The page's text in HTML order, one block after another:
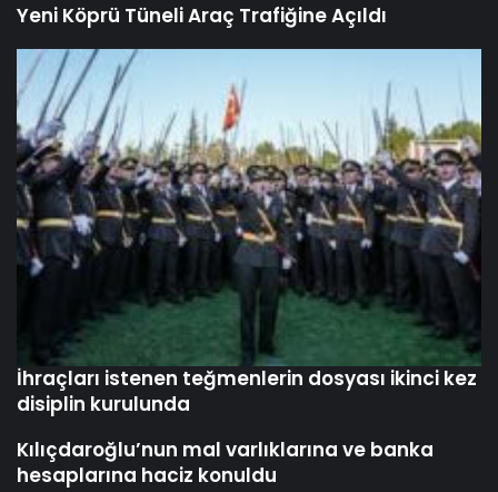
Kılıçdaroğlu’nun mal varlıklarına ve banka
hesaplarına haciz konuldu
Rastgele Haberler
Nişantaşı Üniversitesi’nden 2026
YKS Adaylarına Çifte Güvence:
Sabit Ücret ve Kesintisiz Burs
Eşya Depolama Rehberi
Serjoy : Dijital Medya Ajansı, Google
Reklam Ajansı, SEO Ajansı ve Web
Tasarım Ajansı
UETDS Nedir ? Uetds.com İle Akıllı